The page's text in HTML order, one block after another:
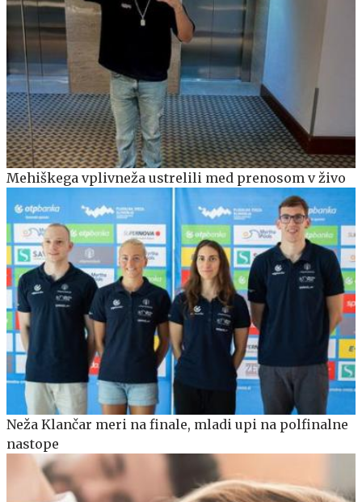
Mehiškega vplivneža ustrelili med prenosom v živo
Neža Klančar meri na finale, mladi upi na polfinalne
nastope